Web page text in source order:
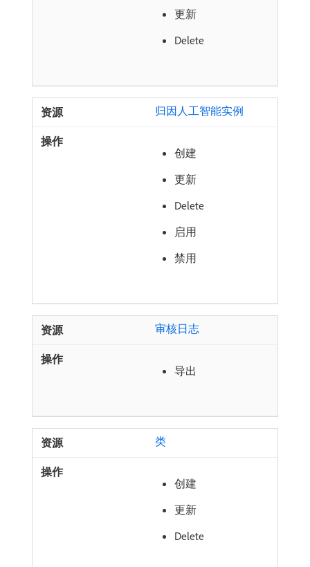
更新
Delete
归因人工智能实例
创建
更新
Delete
启用
禁用
审核日志
导出
类
创建
更新
Delete